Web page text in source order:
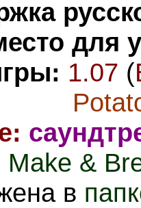
для
1.07 (
Make &
в